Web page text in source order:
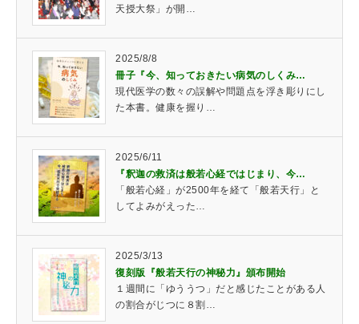
天授大祭」が開…
2025/8/8
冊子『今、知っておきたい病気のしくみ…
現代医学の数々の誤解や問題点を浮き彫りにし
た本書。健康を握り…
2025/6/11
『釈迦の救済は般若心経ではじまり、今…
「般若心経」が2500年を経て「般若天行」と
してよみがえった…
2025/3/13
復刻版『般若天行の神秘力』頒布開始
１週間に「ゆううつ」だと感じたことがある人
の割合がじつに８割…